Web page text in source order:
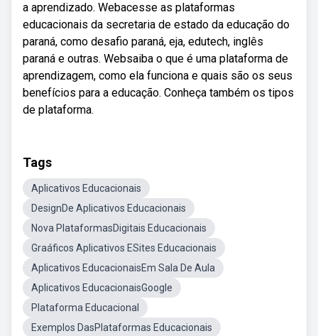
a aprendizado. Webacesse as plataformas
educacionais da secretaria de estado da educação do
paraná, como desafio paraná, eja, edutech, inglês
paraná e outras. Websaiba o que é uma plataforma de
aprendizagem, como ela funciona e quais são os seus
benefícios para a educação. Conheça também os tipos
de plataforma.
Tags
Aplicativos Educacionais
DesignDe Aplicativos Educacionais
Nova PlataformasDigitais Educacionais
Graáficos Aplicativos ESites Educacionais
Aplicativos EducacionaisEm Sala De Aula
Aplicativos EducacionaisGoogle
Plataforma Educacional
Exemplos DasPlataformas Educacionais